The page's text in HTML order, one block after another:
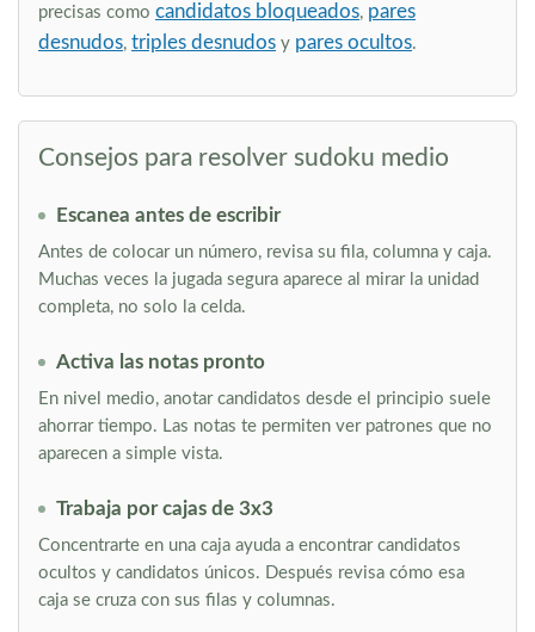
precisas como candidatos bloqueados, pares
desnudos, triples desnudos y pares ocultos.
Consejos para resolver sudoku medio
Escanea antes de escribir
Antes de colocar un número, revisa su fila, columna y caja.
Muchas veces la jugada segura aparece al mirar la unidad
completa, no solo la celda.
Activa las notas pronto
En nivel medio, anotar candidatos desde el principio suele
ahorrar tiempo. Las notas te permiten ver patrones que no
aparecen a simple vista.
Trabaja por cajas de 3x3
Concentrarte en una caja ayuda a encontrar candidatos
ocultos y candidatos únicos. Después revisa cómo esa
caja se cruza con sus filas y columnas.